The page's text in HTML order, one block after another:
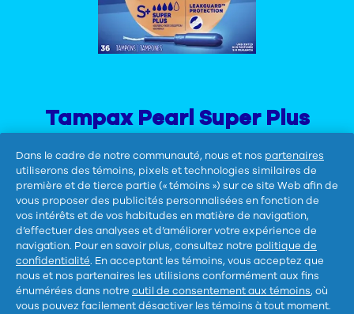
Tampax Pearl Super Plus
Confort et protection toute la journée
jusqu'à 8 heures. LeakGuard Braid™
aide à arrêter les fuites avant qu'elles
ne surviennent.
Dans le cadre de notre communauté, nous et nos partenaires
utiliserons des témoins, pixels et technologies similaires de
première et de tierce partie (« témoins ») sur ce site Web afin de
vous proposer des publicités personnalisées en fonction de
vos intérêts et de vos habitudes en matière de navigation,
d’effectuer des analyses et d’améliorer votre expérience de
navigation. Pour en savoir plus, consultez notre politique de
confidentialité. En acceptant les témoins, vous acceptez que
nous et nos partenaires les utilisions conformément aux fins
énumérées dans notre outil de consentement aux témoins, où
vous pouvez facilement désactiver les témoins à tout moment.